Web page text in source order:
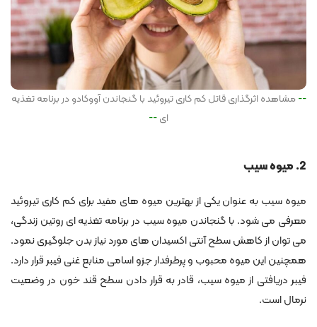
مشاهده اثرگذاری قاتل کم کاری تیروئید با گنجاندن آووکادو در برنامه تغذیه
ای
2. میوه سیب
میوه سیب به عنوان یکی از بهترین میوه های مفید برای کم کاری تیروئید
معرفی می شود. با گنجاندن میوه سیب در برنامه تغذیه ای روتین زندگی،
می توان از کاهش سطح آنتی اکسیدان های مورد نیاز بدن جلوگیری نمود.
همچنین این میوه محبوب و پرطرفدار جزو اسامی منابع غنی فیبر قرار دارد.
فیبر دریافتی از میوه سیب، قادر به قرار دادن سطح قند خون در وضعیت
نرمال است.